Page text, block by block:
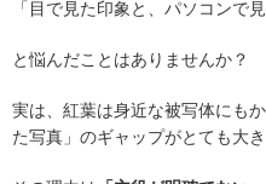
「目で見た印象と、パソコンで
と悩んだことはありませんか？
実は、紅葉は身近な被写体にも
た写真」のギャップがとても大